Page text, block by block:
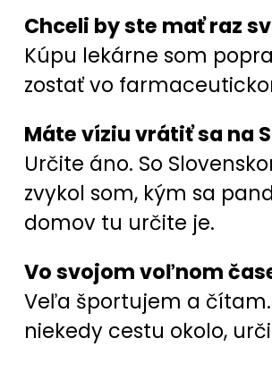
Chceli by ste mať raz
Kúpu lekárne som
zostať vo
Máte víziu vrátiť sa na
Určite áno. So
zvykol som, kým sa
domov tu určite je.
Vo svojom voľnom
Veľa športujem a
niekedy cestu okolo,